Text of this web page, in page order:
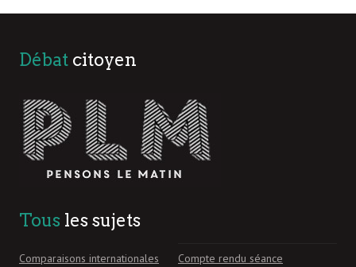
Débat citoyen
Tous les sujets
Comparaisons internationales
Compte rendu séance